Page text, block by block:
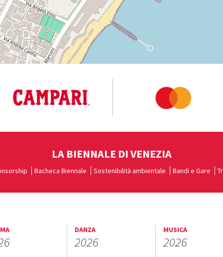
LA BIENNALE DI VENEZIA
Bacheca Biennale Sostenibilità ambientale Bandi e Gare
DANZA
2026
MUSICA
2026